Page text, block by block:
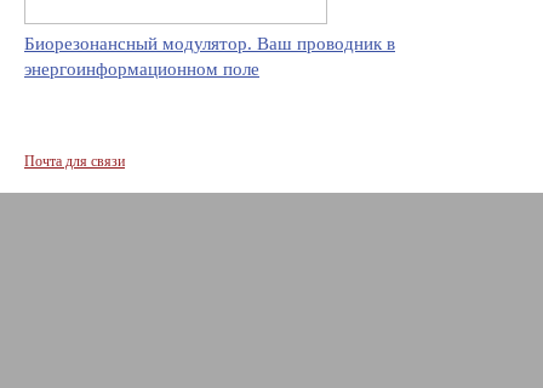
Биорезонансный модулятор. Ваш проводник в
энергоинформационном поле
Почта для связи